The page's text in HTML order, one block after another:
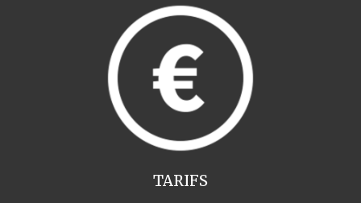
TARIFS